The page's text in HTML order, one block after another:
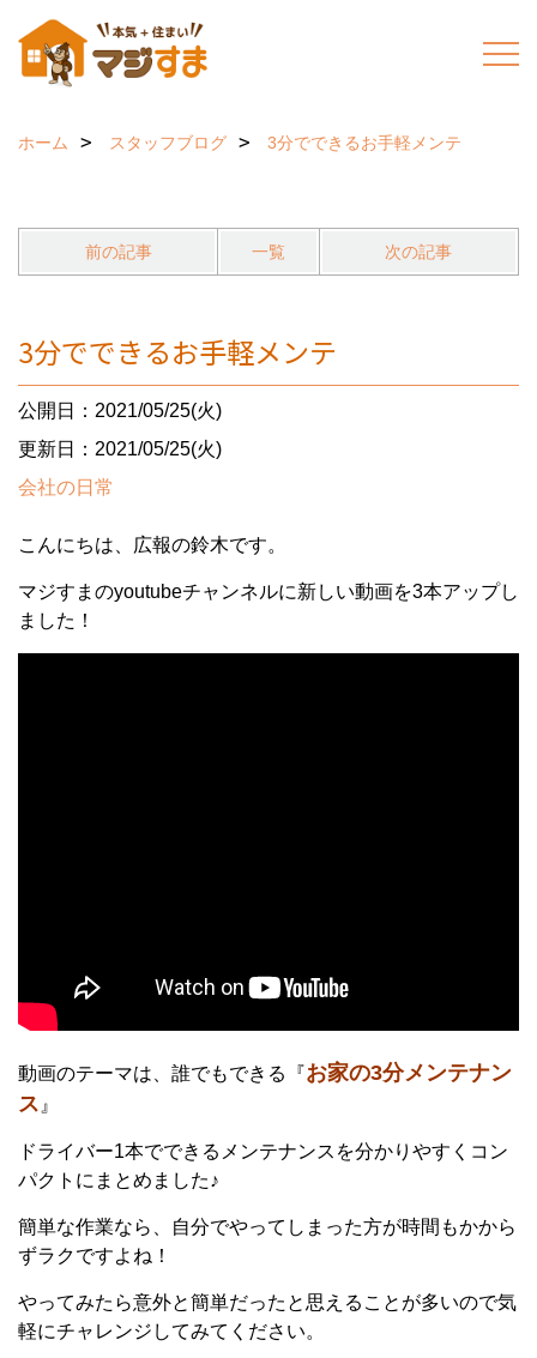
ホーム スタッフブログ 3分でできるお手軽メンテ
前の記事 一覧 次の記事
3分でできるお手軽メンテ
公開日：2021/05/25(火)
更新日：2021/05/25(火)
会社の日常
こんにちは、広報の鈴木です。
マジすまのyoutubeチャンネルに新しい動画を3本アップし
ました！
動画のテーマは、誰でもできる『お家の3分メンテナン
ス 』
ドライバー1本でできるメンテナンスを分かりやすくコン
パクトにまとめました♪
簡単な作業なら、自分でやってしまった方が時間もかから
ずラクですよね！
やってみたら意外と簡単だったと思えることが多いので気
軽にチャレンジしてみてください。